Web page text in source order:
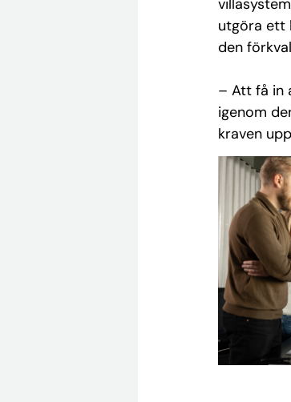
utgöra ett
den
– Att få in
igenom
kraven